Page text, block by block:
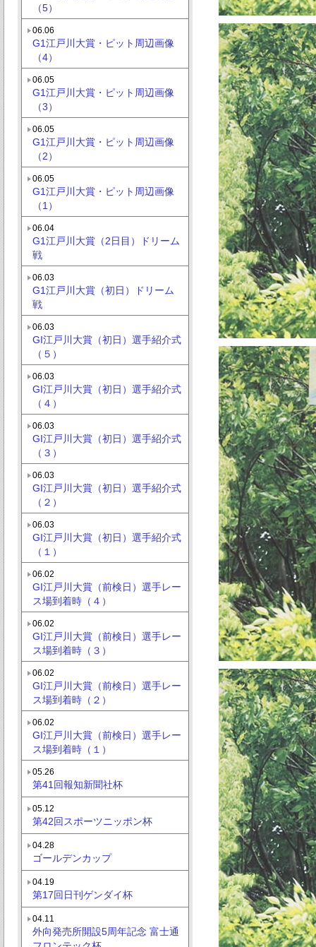
（5）
06.06
G1江戸川大賞・ピット周辺画像
（4）
06.05
G1江戸川大賞・ピット周辺画像
（3）
06.05
G1江戸川大賞・ピット周辺画像
（2）
06.05
G1江戸川大賞・ピット周辺画像
（1）
06.04
G1江戸川大賞（2日目）ドリーム
戦
06.03
G1江戸川大賞（初日）ドリーム
戦
06.03
GI江戸川大賞（初日）選手紹介式
（５）
06.03
GI江戸川大賞（初日）選手紹介式
（４）
06.03
GI江戸川大賞（初日）選手紹介式
（３）
06.03
GI江戸川大賞（初日）選手紹介式
（２）
06.03
GI江戸川大賞（初日）選手紹介式
（１）
06.02
GI江戸川大賞（前検日）選手レー
ス場到着時（４）
06.02
GI江戸川大賞（前検日）選手レー
ス場到着時（３）
06.02
GI江戸川大賞（前検日）選手レー
ス場到着時（２）
06.02
GI江戸川大賞（前検日）選手レー
ス場到着時（１）
05.26
第41回報知新聞社杯
05.12
第42回スポーツニッポン杯
04.28
ゴールデンカップ
04.19
第17回日刊ゲンダイ杯
04.11
外向発売所開設5周年記念 富士通
フロンテック杯